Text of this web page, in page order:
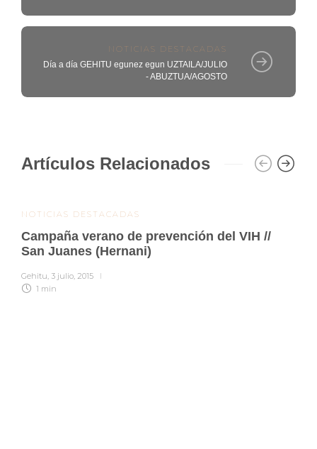
NOTICIAS DESTACADAS
Día a día GEHITU egunez egun UZTAILA/JULIO
- ABUZTUA/AGOSTO
Artículos Relacionados
NOTICIAS DESTACADAS
Campaña verano de prevención del VIH //
San Juanes (Hernani)
Gehitu 3 julio, 2015
1 min